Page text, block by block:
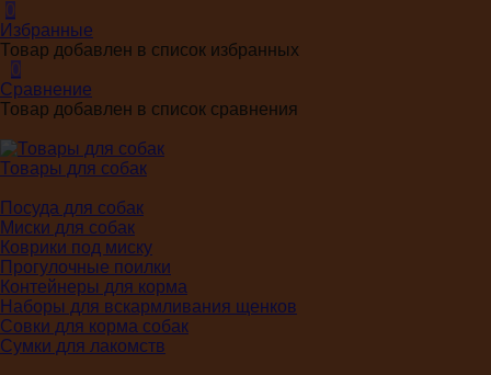
0
Избранные
Товар добавлен в список избранных
0
Сравнение
Товар добавлен в список сравнения
Товары для собак
Посуда для собак
Миски для собак
Коврики под миску
Прогулочные поилки
Контейнеры для корма
Наборы для вскармливания щенков
Совки для корма собак
Сумки для лакомств